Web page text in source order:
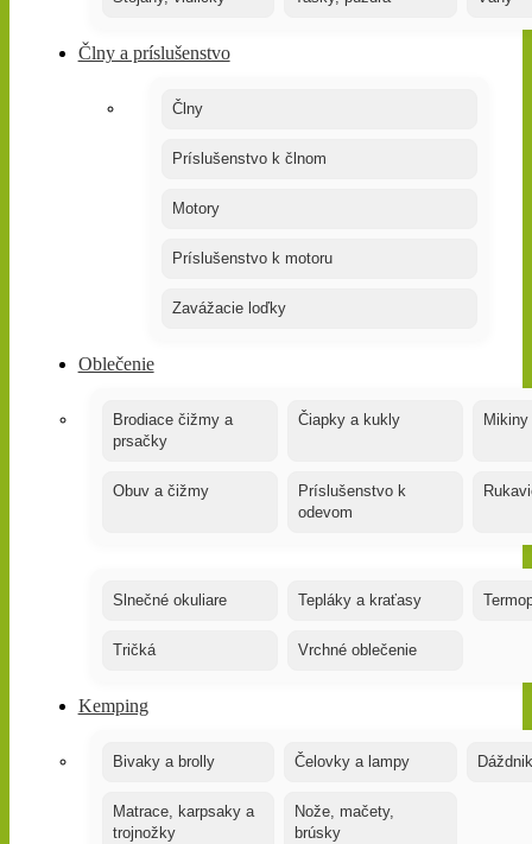
Člny a príslušenstvo
Člny
Príslušenstvo k člnom
Motory
Príslušenstvo k motoru
Zavážacie loďky
Oblečenie
Brodiace čižmy a
prsačky
Čiapky a kukly Mikiny
Obuv a čižmy
Príslušenstvo k
odevom
Slnečné okuliare Tepláky a kraťasy
Tričká Vrchné oblečenie
Kemping
Bivaky a brolly Čelovky a lampy
Matrace, karpsaky a
trojnožky
Nože, mačety,
brúsky